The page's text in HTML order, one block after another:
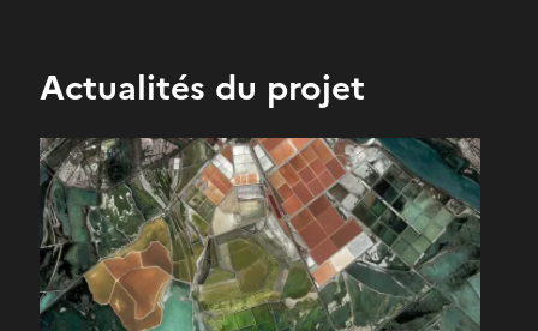
Actualités du projet